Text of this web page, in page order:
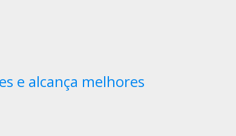
e alcança melhores